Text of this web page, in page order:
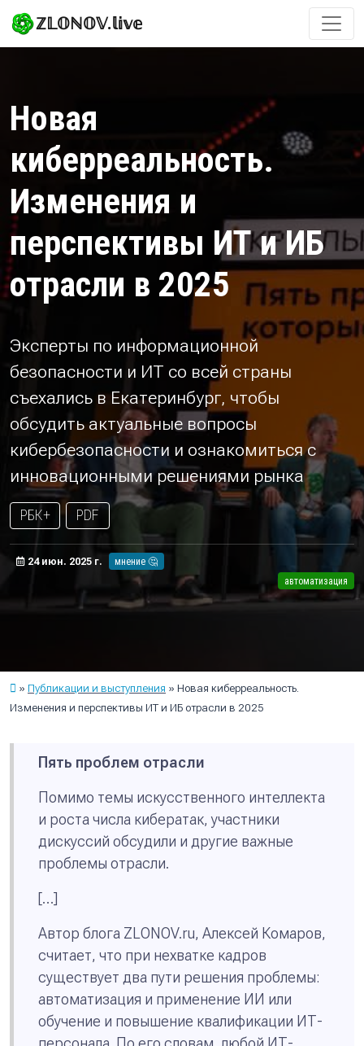
ℤ𝕃𝕆ℕ𝕆𝕍.𝕝𝕚𝕧𝕖
Новая
киберреальность.
Изменения и
перспективы ИТ и ИБ
отрасли в 2025
Эксперты по информационной
безопасности и ИТ со всей страны
съехались в Екатеринбург, чтобы
обсудить актуальные вопросы
кибербезопасности и ознакомиться с
инновационными решениями рынка
РБК+ PDF
24 июн. 2025 г.
мнение 🤔
автоматизация
Публикации и выступления
Новая киберреальность.
Изменения и перспективы ИТ и ИБ отрасли в 2025
Пять проблем отрасли
Помимо темы искусственного интеллекта
и роста числа кибератак, участники
дискуссий обсудили и другие важные
проблемы отрасли.
[…]
Автор блога ZLONOV.ru, Алексей Комаров,
считает, что при нехватке кадров
существует два пути решения проблемы:
автоматизация и применение ИИ или
обучение и повышение квалификации ИТ-